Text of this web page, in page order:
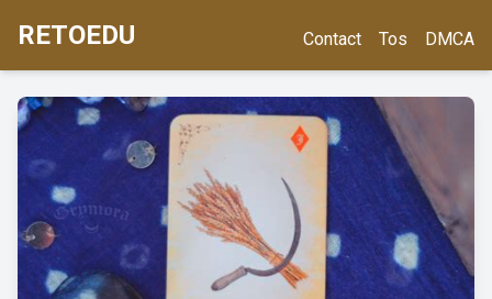
RETOEDU Contact Tos DMCA